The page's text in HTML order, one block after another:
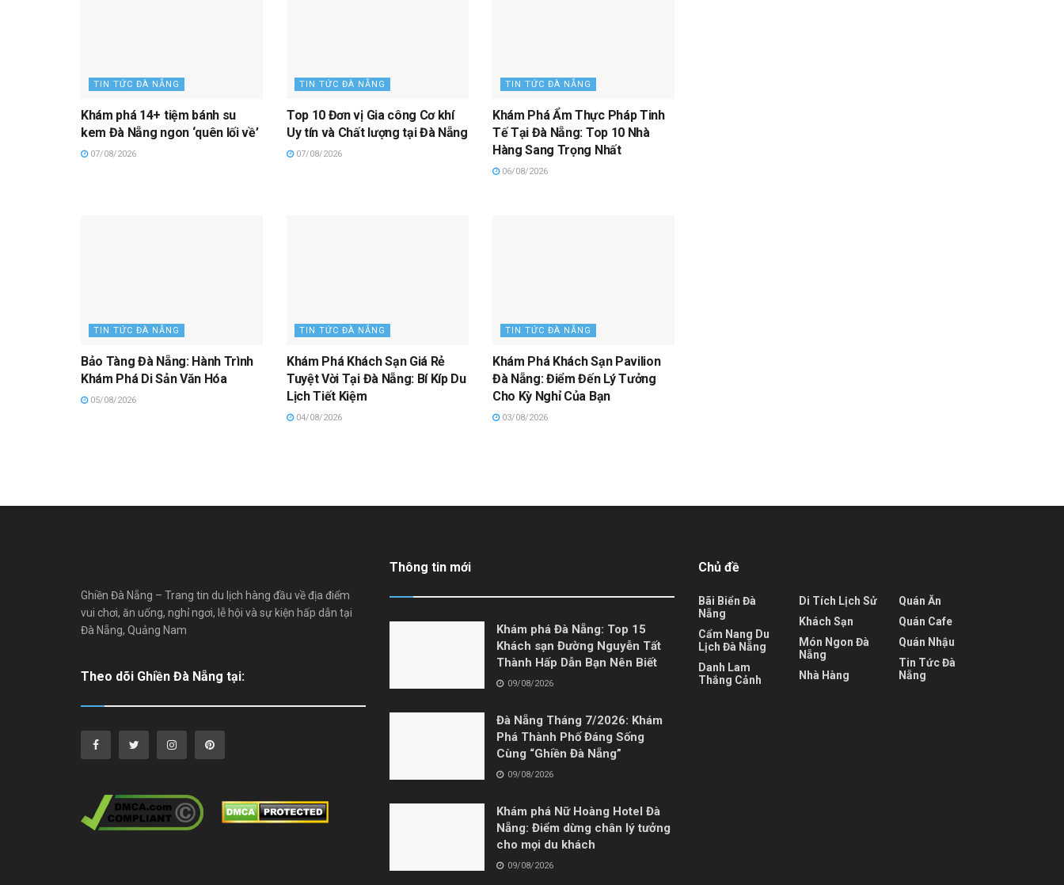
TIN TỨC ĐÀ NẴNG
Khám phá 14+ tiệm bánh su
kem Đà Nẵng ngon ‘quên lối về’
07/08/2026
TIN TỨC ĐÀ NẴNG
Top 10 Đơn vị Gia công Cơ khí
Uy tín và Chất lượng tại Đà Nẵng
07/08/2026
TIN TỨC ĐÀ NẴNG
Khám Phá Ẩm Thực Pháp Tinh
Tế Tại Đà Nẵng: Top 10 Nhà
Hàng Sang Trọng Nhất
06/08/2026
TIN TỨC ĐÀ NẴNG
Bảo Tàng Đà Nẵng: Hành Trình
Khám Phá Di Sản Văn Hóa
05/08/2026
TIN TỨC ĐÀ NẴNG
Khám Phá Khách Sạn Giá Rẻ
Tuyệt Vời Tại Đà Nẵng: Bí Kíp Du
Lịch Tiết Kiệm
04/08/2026
TIN TỨC ĐÀ NẴNG
Khám Phá Khách Sạn Pavilion
Đà Nẵng: Điểm Đến Lý Tưởng
Cho Kỳ Nghỉ Của Bạn
03/08/2026
Ghiền Đà Nẵng – Trang tin du lịch hàng đầu về địa điểm
vui chơi, ăn uống, nghỉ ngơi, lễ hội và sự kiện hấp dẫn tại
Đà Nẵng, Quảng Nam
Theo dõi Ghiền Đà Nẵng tại:
Thông tin mới
Khám phá Đà Nẵng: Top 15
Khách sạn Đường Nguyễn Tất
Thành Hấp Dẫn Bạn Nên Biết
09/08/2026
Đà Nẵng Tháng 7/2026: Khám
Phá Thành Phố Đáng Sống
Cùng “Ghiền Đà Nẵng”
09/08/2026
Khám phá Nữ Hoàng Hotel Đà
Nẵng: Điểm dừng chân lý tưởng
cho mọi du khách
09/08/2026
Chủ đề
Bãi Biển Đà
Nẵng
Cẩm Nang Du
Lịch Đà Nẵng
Danh Lam
Thắng Cảnh
Di Tích Lịch Sử
Khách Sạn
Món Ngon Đà
Nẵng
Nhà Hàng
Quán Ăn
Quán Cafe
Quán Nhậu
Tin Tức Đà
Nẵng